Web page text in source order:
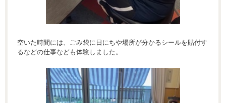
空いた時間には、ごみ袋に日にちや場所が分かるシールを貼付す
るなどの仕事なども体験しました。